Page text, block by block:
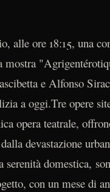
alle ore 18:15, una
e Alfonso
a oggi.Tre opere
opera teatrale,
devastazione
domestica,
con un mese di